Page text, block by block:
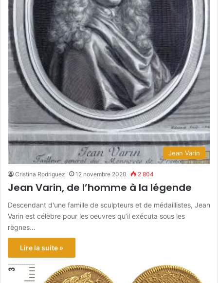
Jean Varin
Cristina Rodriguez 12 novembre 2020 2 804
Jean Varin, de l’homme à la légende
Descendant d'une famille de sculpteurs et de médaillistes, Jean
Varin est célèbre pour les oeuvres qu’il exécuta sous les
règnes…
Lire la suite »